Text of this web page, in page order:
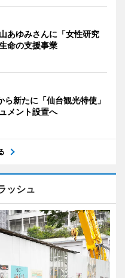
あゆみさんに「女性研究
命の支援事業
ら新たに「仙台観光特使」
メント設置へ
ッシュ